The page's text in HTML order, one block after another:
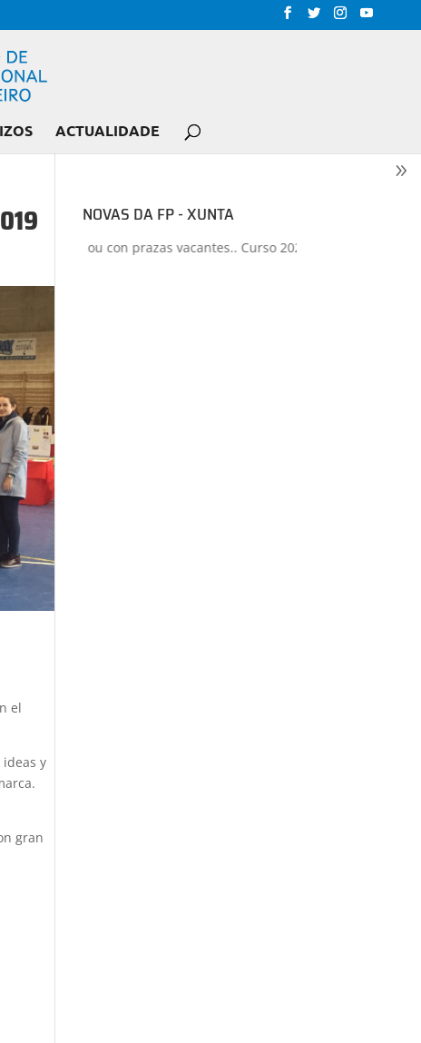
ACTUALIDADE
el
y
gran
NOVAS DA FP - XUNTA
ou con prazas vacantes.. Curso 2026-2027+Proxectos de